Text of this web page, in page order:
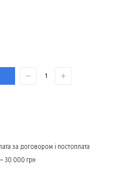
за договором і постоплата
30 000 грн